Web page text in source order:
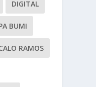
DIGITAL
BUMI
RAMOS